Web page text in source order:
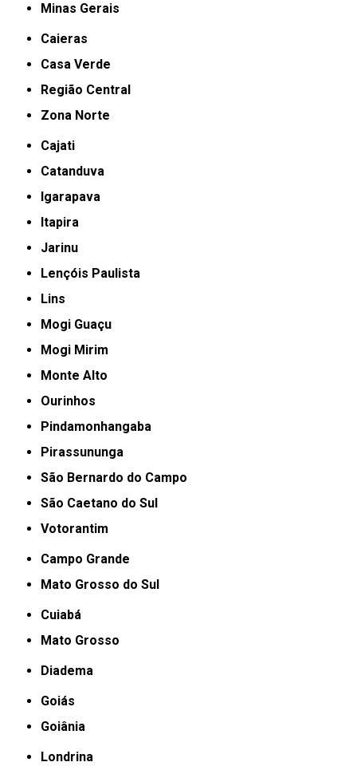
Minas Gerais
Caieras
Casa Verde
Região Central
Zona Norte
Cajati
Catanduva
Igarapava
Itapira
Jarinu
Lençóis Paulista
Lins
Mogi Guaçu
Mogi Mirim
Monte Alto
Ourinhos
Pindamonhangaba
Pirassununga
São Bernardo do Campo
São Caetano do Sul
Votorantim
Campo Grande
Mato Grosso do Sul
Cuiabá
Mato Grosso
Diadema
Goiás
Goiânia
Londrina